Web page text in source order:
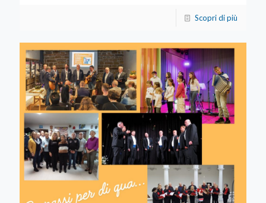
Scopri di più